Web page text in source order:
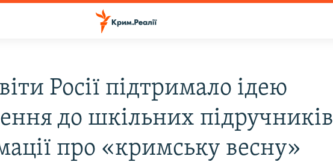
Росії підтримало ідею
до шкільних підручників
про «кримську весну»